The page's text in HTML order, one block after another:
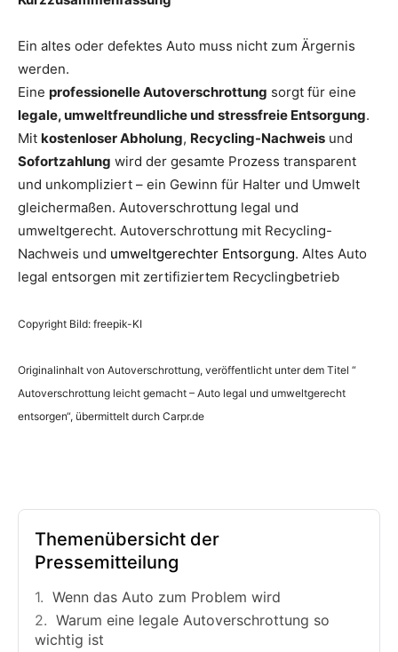
Ein altes oder defektes Auto muss nicht zum Ärgernis
werden.
Eine professionelle Autoverschrottung sorgt für eine
legale, umweltfreundliche und stressfreie Entsorgung.
Mit kostenloser Abholung, Recycling-Nachweis und
Sofortzahlung wird der gesamte Prozess transparent
und unkompliziert – ein Gewinn für Halter und Umwelt
gleichermaßen. Autoverschrottung legal und
umweltgerecht. Autoverschrottung mit Recycling-
Nachweis und umweltgerechter Entsorgung. Altes Auto
legal entsorgen mit zertifiziertem Recyclingbetrieb
Copyright Bild: freepik-KI
Originalinhalt von Autoverschrottung, veröffentlicht unter dem Titel “
Autoverschrottung leicht gemacht – Auto legal und umweltgerecht
entsorgen“, übermittelt durch Carpr.de
Themenübersicht der
Pressemitteilung
Wenn das Auto zum Problem wird
Warum eine legale Autoverschrottung so
wichtig ist